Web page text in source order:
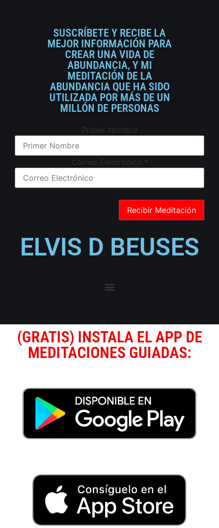
SUSCRÍBETE Y RECIBE LA
MEJOR INFORMACIÓN PARA
CREAR UNA VIDA DE
ABUNDANCIA, Y MI
MEDITACIÓN DE LA
ABUNDANCIA QUE HA SIDO
UTILIZADA POR MÁS DE UN
MILLÓN DE PERSONAS
Primer Nombre
Correo Electrónico *
ELVIS D BEUSES
(GRATIS) INSTALA EL APP DE
MEDITACIONES GUIADAS: